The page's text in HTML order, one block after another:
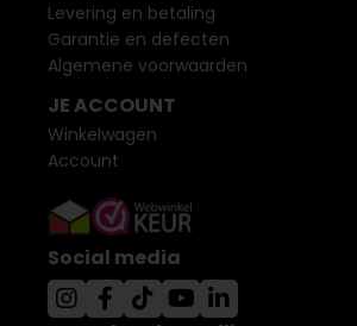
Levering en betaling
Garantie en defecten
Algemene voorwaarden
JE ACCOUNT
Winkelwagen
Account
Social media